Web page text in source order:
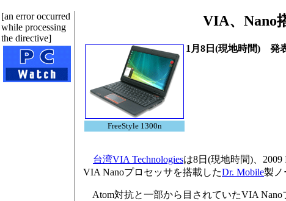
[an error occurred
while processing
the directive]
VIA、Nano
FreeStyle 1300n
1月8日(現地時間) 発
台湾VIA Technologiesは8日(現地時間)、2009
VIA Nanoプロセッサを搭載したDr. Mobile製ノ
Atom対抗と一部から目されていたVIA